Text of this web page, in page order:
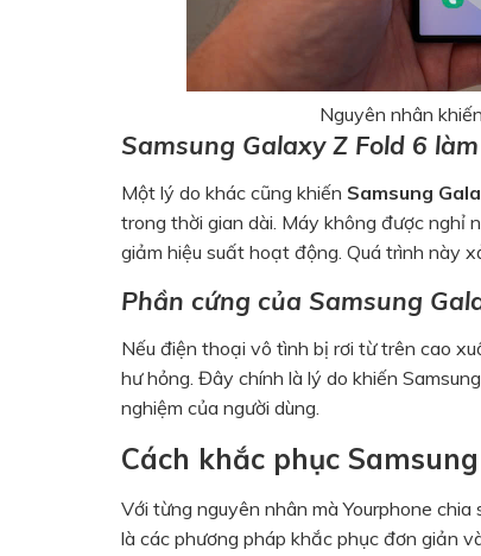
Nguyên nhân
Samsung Galaxy Z Fold 6
Một lý do khác cũng khiến Samsung
trong thời gian dài. Máy không được nghỉ
giảm hiệu suất hoạt động. Quá trình này
Phần cứng của Samsung
Nếu điện thoại vô tình bị rơi từ trên cao
hư hỏng. Đây chính là lý do khiến
nghiệm của người dùng.
Cách khắc phục
Với từng nguyên nhân mà Yourphone
là các phương pháp khắc phục đơn giản